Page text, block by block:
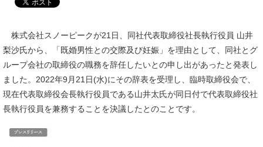
株式会社スノーピークが21日、同社代表取締役社長執行役員 山井
梨沙氏から、「既婚男性との交際及び妊娠」を理由として、同社とグ
ループ会社の取締役の職務を辞任したいとの申し出があったと発表し
ました。2022年9月21日(水)にその辞表を受理し、臨時取締役会で、
現在代表取締役会長執行役員である山井太氏が同日付で代表取締役社
長執行役員を兼務することを決議したとのことです。